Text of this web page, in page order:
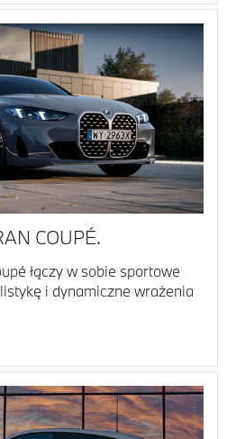
COUPÉ.
łączy w sobie sportowe
i dynamiczne wrażenia